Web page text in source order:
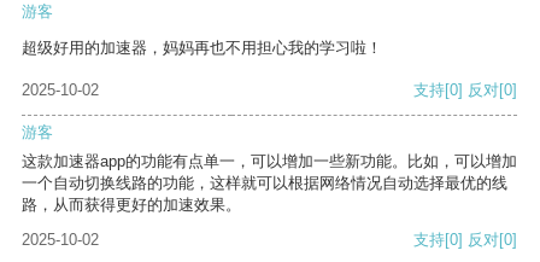
游客
超级好用的加速器，妈妈再也不用担心我的学习啦！
2025-10-02 支持[0] 反对[0]
游客
这款加速器app的功能有点单一，可以增加一些新功能。比如，可以增加
一个自动切换线路的功能，这样就可以根据网络情况自动选择最优的线
路，从而获得更好的加速效果。
2025-10-02
支持[0] 反对[0]